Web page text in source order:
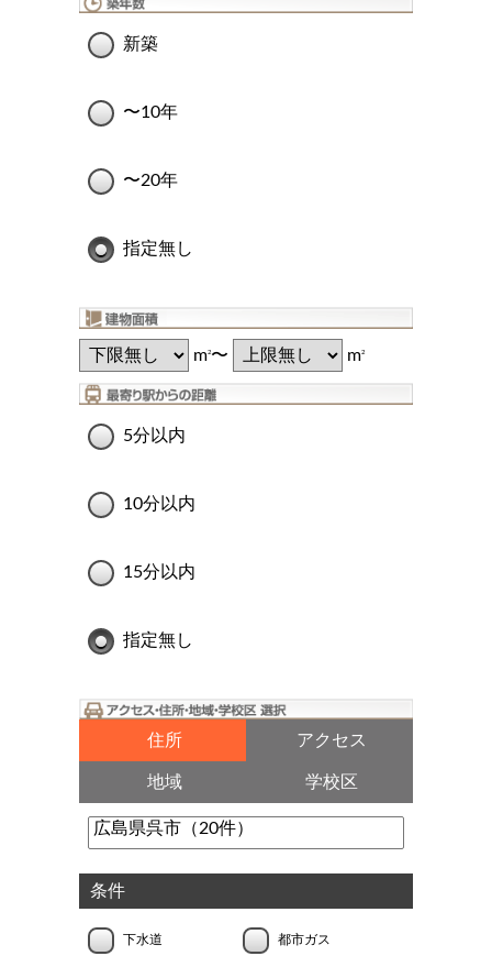
新築
〜10年
〜20年
指定無し
m2〜 m2
5分以内
10分以内
15分以内
指定無し
住所 アクセス
地域 学校区
条件
下水道 都市ガス